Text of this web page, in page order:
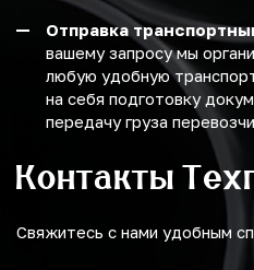
Отправка
вашему запросу мы
любую удобную
на себя подготовку
передачу груза
Контакты
Свяжитесь с нами удобным